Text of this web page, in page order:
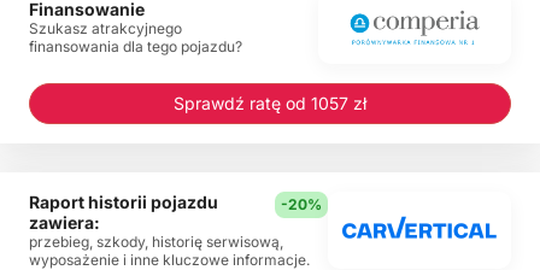
Finansowanie
Szukasz atrakcyjnego
finansowania dla tego pojazdu?
Sprawdź ratę od 1057 zł
Raport historii pojazdu
zawiera:
-20%
przebieg, szkody, historię serwisową,
wyposażenie i inne kluczowe informacje.